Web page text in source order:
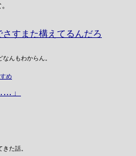
すまた構えてるんだろ
んもわからん。
め
」
た話。